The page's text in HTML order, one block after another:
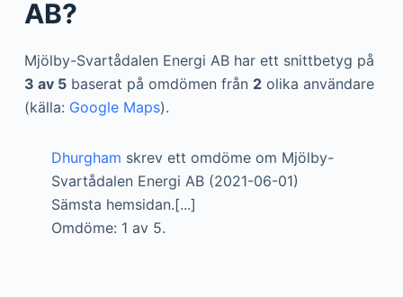
AB?
Mjölby-Svartådalen Energi AB har ett snittbetyg på
3 av 5baserat på omdömen från 2olika användare
(källa: Google Maps).
Dhurgham skrev ett omdöme om Mjölby-
Svartådalen Energi AB (2021-06-01)
Sämsta hemsidan.[...]
Omdöme: 1 av 5.